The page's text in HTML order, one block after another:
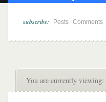
subscribe: Posts Comments
You are currently viewing: